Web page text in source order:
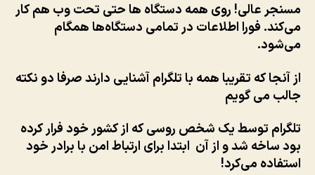
مسنجر عالی! روی همه دستگاه ها حتی تحت وب هم کار
می‌کند. فورا اطلاعات در تمامی دستگاه‌ها همگام
می‌شود.
از آنجا که تقریبا همه با تلگرام آشنایی دارند صرفا دو نکته
جالب می گویم
تلگرام توسط یک شخص روسی که از کشور خود فرار کرده
بود ساخه شد و از آن ابتدا برای ارتباط امن با برادر خود
استفاده می‌کرد!